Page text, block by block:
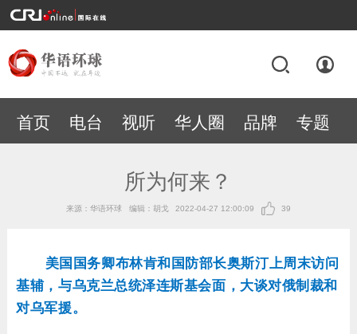
首页 电台 视听 华人圈 品牌 专题
所为何来？
来源：华语环球 编辑：胡戈 2022-04-27 12:00:09 39
美国国务卿布林肯和国防部长奥斯汀上周末访问
基辅，与乌克兰总统泽连斯基会面，大谈对俄制裁和
对乌军援。